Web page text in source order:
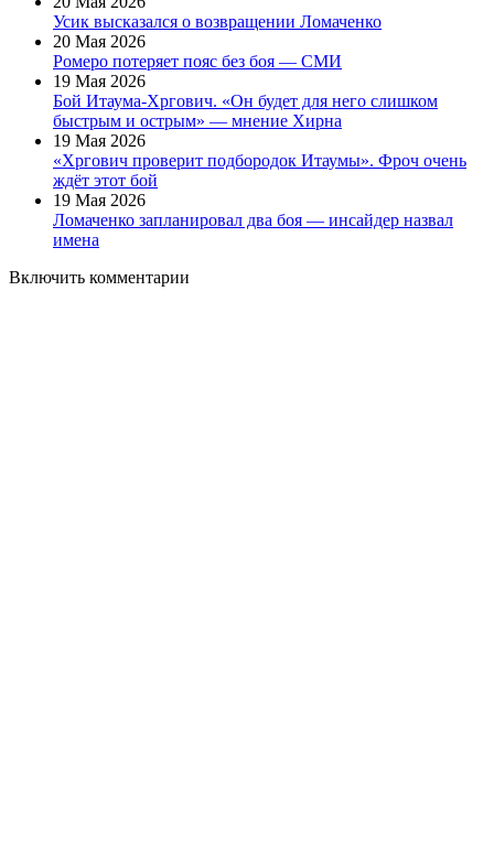
Усик высказался о возвращении Ломаченко
20 Мая 2026
Ромеро потеряет пояс без боя — СМИ
19 Мая 2026
Бой Итаума-Хргович. «Он будет для него слишком
быстрым и острым» — мнение Хирна
19 Мая 2026
«Хргович проверит подбородок Итаумы». Фроч очень
ждёт этот бой
19 Мая 2026
Ломаченко запланировал два боя — инсайдер назвал
имена
Включить комментарии